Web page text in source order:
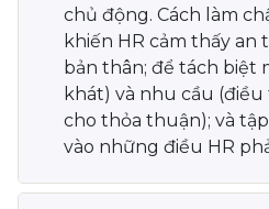
chủ động. Cách làm
khiến HR cảm thấy an
bản thân; để tách biệt
khát) và nhu cầu
cho thỏa thuận); và
vào những điều HR